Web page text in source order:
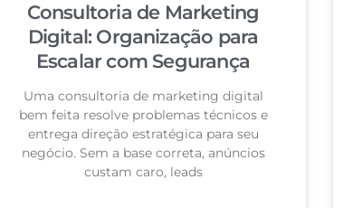
Consultoria de Marketing
Digital: Organização para
Escalar com Segurança
Uma consultoria de marketing digital
bem feita resolve problemas técnicos e
entrega direção estratégica para seu
negócio. Sem a base correta, anúncios
custam caro, leads